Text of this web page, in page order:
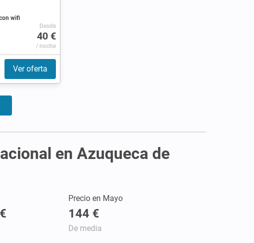
wifi
Desde
40 €
/ noche
Ver oferta
en Azuqueca de
Precio en Mayo
144 €
De media